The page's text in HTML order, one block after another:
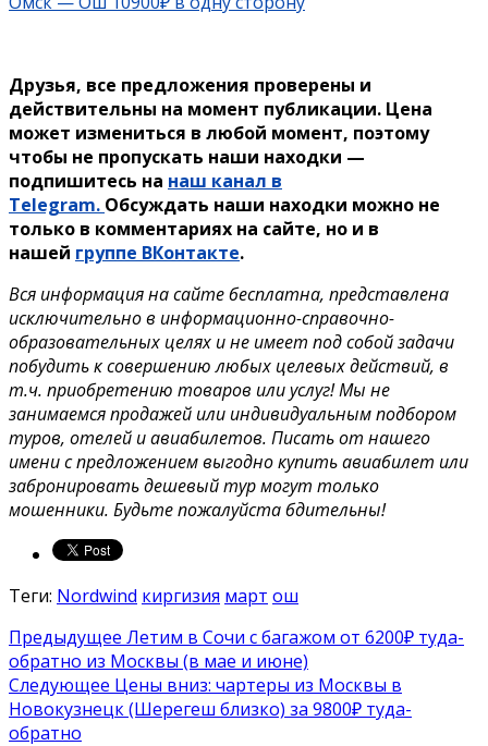
Друзья, все предложения проверены и
действительны на момент публикации. Цена
может измениться в любой момент, поэтому
чтобы не пропускать наши находки —
подпишитесь на наш канал в
Telegram. Обсуждать наши находки можно не
только в комментариях на сайте, но и в
нашей группе ВКонтакте.
Вся информация на сайте бесплатна, представлена
исключительно в информационно-справочно-
образовательных целях и не имеет под собой задачи
побудить к совершению любых целевых действий, в
т.ч. приобретению товаров или услуг! Мы не
занимаемся продажей или индивидуальным подбором
туров, отелей и авиабилетов. Писать от нашего
имени с предложением выгодно купить авиабилет или
забронировать дешевый тур могут только
мошенники. Будьте пожалуйста бдительны!
Теги: Nordwind киргизия март ош
Предыдущее Летим в Сочи с багажом от 6200₽ туда-
обратно из Москвы (в мае и июне)
Следующее Цены вниз: чартеры из Москвы в
Новокузнецк (Шерегеш близко) за 9800₽ туда-
обратно